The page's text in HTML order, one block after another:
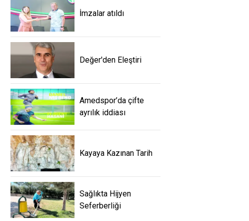
İmzalar atıldı
Değer'den Eleştiri
Amedspor’da çifte
ayrılık iddiası
Kayaya Kazınan Tarih
Sağlıkta Hijyen
Seferberliği